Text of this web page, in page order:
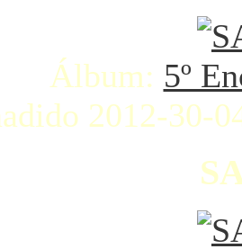
Álbum: 5º
2012-30-